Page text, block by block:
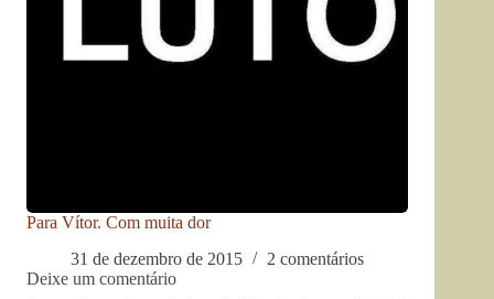
Para Vítor. Com muita dor
31 de dezembro de 2015
2 comentários
Deixe um comentário